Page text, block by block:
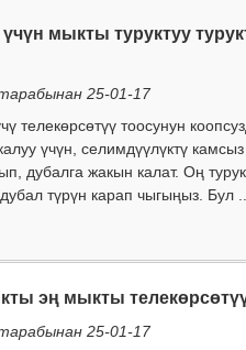
мыкты туруктуу
25-01-17
телекөрсөтүү тоосунун
үчүн, селимдүүлүктү
дубалга жакын калат. Оң
түрүн карап чыгыңыз. Бул
эң мыкты
25-01-17